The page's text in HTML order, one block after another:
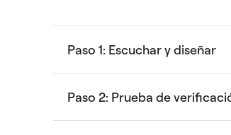
Paso 1: Escuchar y diseñar
Paso 2: Prueba de